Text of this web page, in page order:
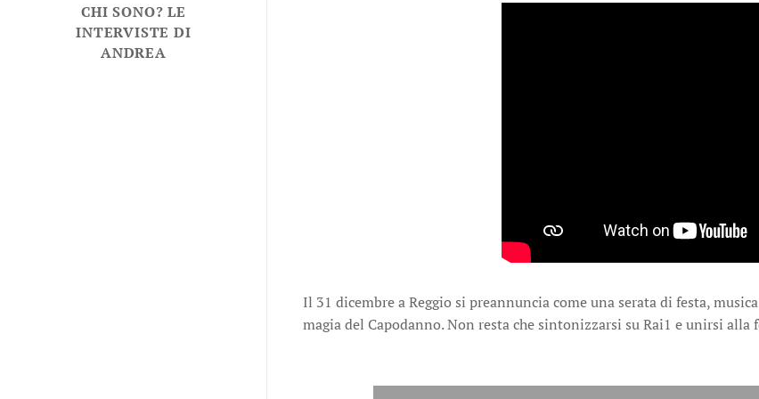
CHI SONO? LE
INTERVISTE DI
ANDREA
Il 31 dicembre a Reggio si preannuncia come una serata di festa,
magia del Capodanno. Non resta che sintonizzarsi su Rai1 e unirsi